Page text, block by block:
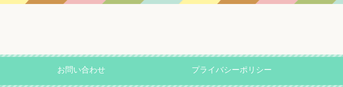
お問い合わせ プライバシーポリシー